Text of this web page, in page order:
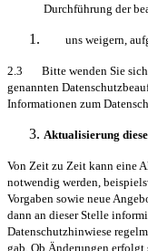
Durchführung der
uns weigern,
2.3 Bitte wenden Sie sich
genannten
Informationen zum
Aktualisierung
Von Zeit zu Zeit kann eine
notwendig werden,
Vorgaben sowie neue
dann an dieser Stelle
Datenschutzhinwiese
gab. Ob Änderungen erfolgt